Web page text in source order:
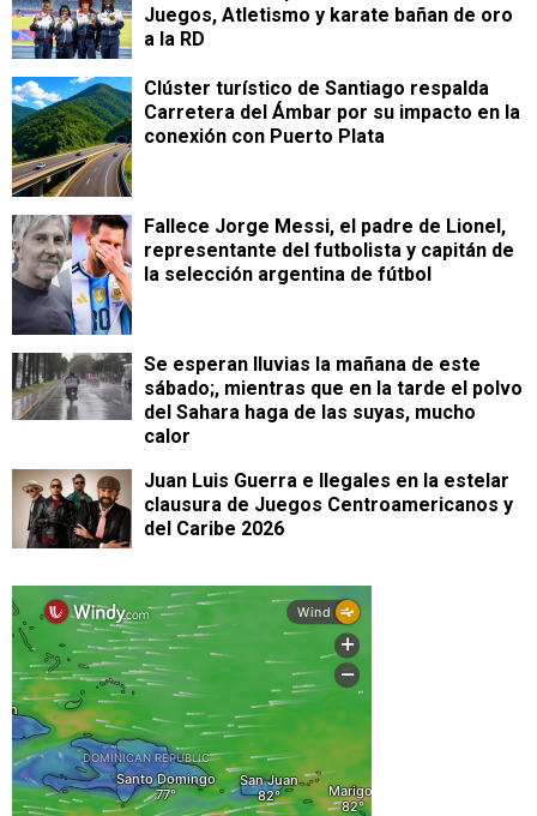
Juegos, Atletismo y karate bañan de oro
a la RD
Clúster turístico de Santiago respalda
Carretera del Ámbar por su impacto en la
conexión con Puerto Plata
Fallece Jorge Messi, el padre de Lionel,
representante del futbolista y capitán de
la selección argentina de fútbol
Se esperan lluvias la mañana de este
sábado;, mientras que en la tarde el polvo
del Sahara haga de las suyas, mucho
calor
Juan Luis Guerra e Ilegales en la estelar
clausura de Juegos Centroamericanos y
del Caribe 2026